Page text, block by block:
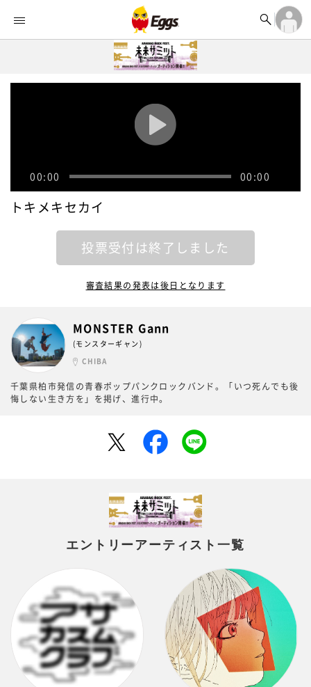


ランキング 
記事 

ログイン
アカウント登録
00:00 00:00
トキメキセカイ
投票受付は終了しました
審査結果の発表は後日となります
MONSTER Gann
(モンスターギャン)
CHIBA
千葉県柏市発信の青春ポップパンクロックバンド。「いつ死んでも後
悔しない生き方を」を掲げ、進行中。
エントリーアーティスト一覧